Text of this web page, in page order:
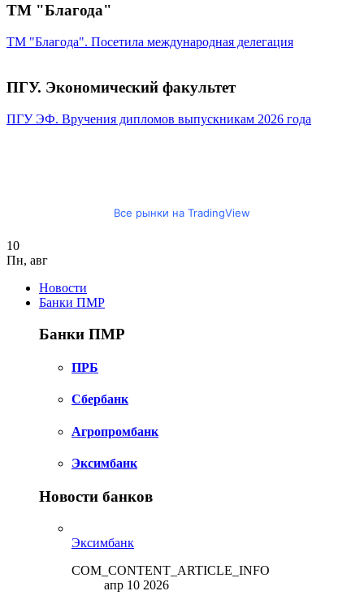
ТМ "Благода"
ТМ "Благода". Посетила международная делегация
ПГУ. Экономический факультет
ПГУ ЭФ. Вручения дипломов выпускникам 2026 года
Все рынки на TradingView
10
Пн, авг
Новости
Банки ПМР
Банки ПМР
ПРБ
Сбербанк
Агропромбанк
Эксимбанк
Новости банков
Эксимбанк
COM_CONTENT_ARTICLE_INFO
апр 10 2026